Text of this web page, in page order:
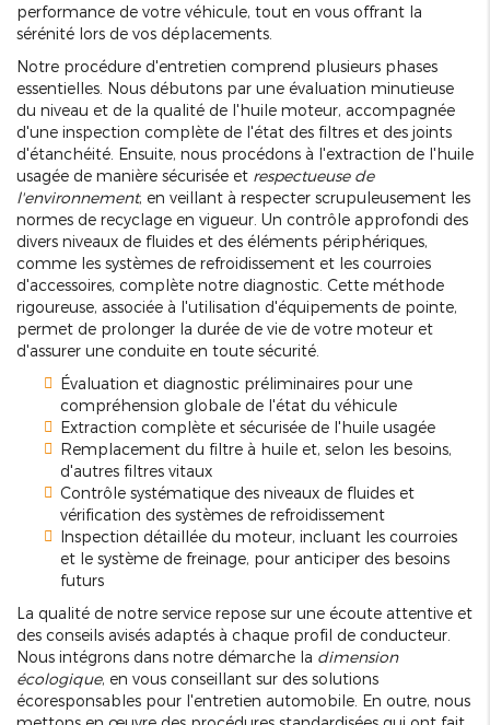
performance de votre véhicule, tout en vous offrant la
sérénité lors de vos déplacements.
Notre procédure d'entretien comprend plusieurs phases
essentielles. Nous débutons par une évaluation minutieuse
du niveau et de la qualité de l'huile moteur, accompagnée
d'une inspection complète de l'état des filtres et des joints
d'étanchéité. Ensuite, nous procédons à l'extraction de l'huile
usagée de manière sécurisée et respectueuse de
l'environnement, en veillant à respecter scrupuleusement les
normes de recyclage en vigueur. Un contrôle approfondi des
divers niveaux de fluides et des éléments périphériques,
comme les systèmes de refroidissement et les courroies
d'accessoires, complète notre diagnostic. Cette méthode
rigoureuse, associée à l'utilisation d'équipements de pointe,
permet de prolonger la durée de vie de votre moteur et
d'assurer une conduite en toute sécurité.
Évaluation et diagnostic préliminaires pour une
compréhension globale de l'état du véhicule
Extraction complète et sécurisée de l'huile usagée
Remplacement du filtre à huile et, selon les besoins,
d'autres filtres vitaux
Contrôle systématique des niveaux de fluides et
vérification des systèmes de refroidissement
Inspection détaillée du moteur, incluant les courroies
et le système de freinage, pour anticiper des besoins
futurs
La qualité de notre service repose sur une écoute attentive et
des conseils avisés adaptés à chaque profil de conducteur.
Nous intégrons dans notre démarche la dimension
écologique, en vous conseillant sur des solutions
écoresponsables pour l'entretien automobile. En outre, nous